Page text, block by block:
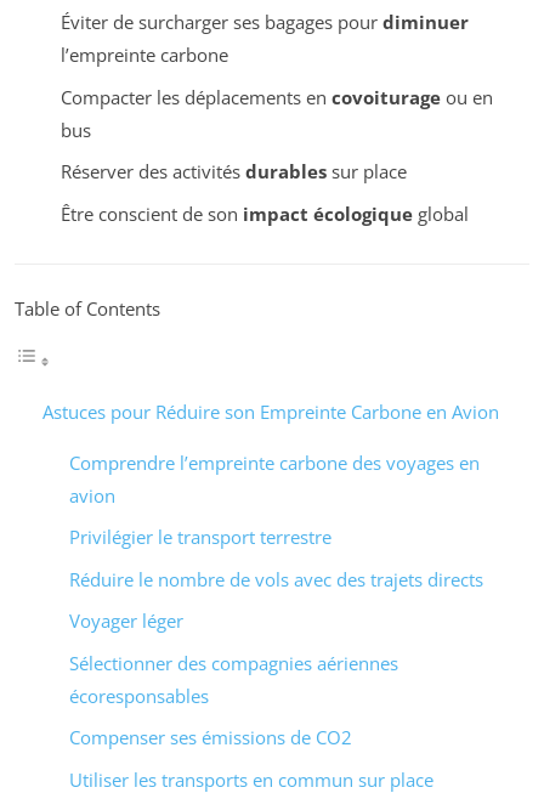
Éviter de surcharger ses bagages pour diminuer
l’empreinte carbone
Compacter les déplacements en covoiturageou en
bus
Réserver des activités durablessur place
Être conscient de son impact écologiqueglobal
Table of Contents
Astuces pour Réduire son Empreinte Carbone en Avion
Comprendre l’empreinte carbone des voyages en
avion
Privilégier le transport terrestre
Réduire le nombre de vols avec des trajets directs
Voyager léger
Sélectionner des compagnies aériennes
écoresponsables
Compenser ses émissions de CO2
Utiliser les transports en commun sur place